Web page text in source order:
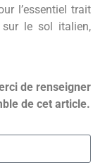
l’essentiel trait
sur le sol italien,
de renseigner
de cet article.